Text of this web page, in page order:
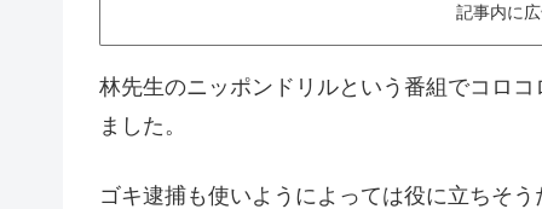
記事内に
林先生のニッポンドリルという番組でコロ
ました。
ゴキ逮捕も使いようによっては役に立ちそ